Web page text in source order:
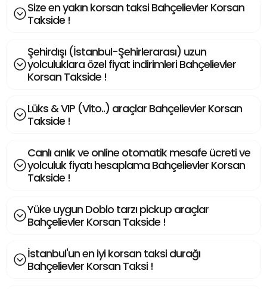
Size en yakın korsan taksi Bahçelievler Korsan
Takside !
Şehirdışı (İstanbul-Şehirlerarası) uzun
yolculuklara özel fiyat indirimleri Bahçelievler
Korsan Takside !
Lüks & VIP (Vito..) araçlar Bahçelievler Korsan
Takside !
Canlı anlık ve online otomatik mesafe ücreti ve
yolculuk fiyatı hesaplama Bahçelievler Korsan
Takside !
Yüke uygun Doblo tarzı pickup araçlar
Bahçelievler Korsan Takside !
İstanbul'un en iyi korsan taksi durağı
Bahçelievler Korsan Taksi !